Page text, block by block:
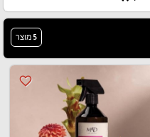
5 מוצר
favorite_border